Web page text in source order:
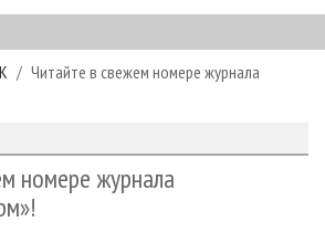
Читайте в свежем номере журнала
номере журнала